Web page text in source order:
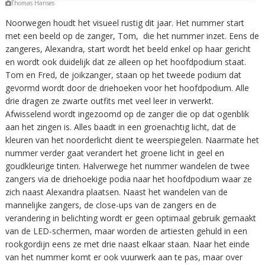
Thomas Hanses
Noorwegen houdt het visueel rustig dit jaar. Het nummer start
met een beeld op de zanger, Tom, die het nummer inzet. Eens de
zangeres, Alexandra, start wordt het beeld enkel op haar gericht
en wordt ook duidelijk dat ze alleen op het hoofdpodium staat.
Tom en Fred, de joikzanger, staan op het tweede podium dat
gevormd wordt door de driehoeken voor het hoofdpodium. Alle
drie dragen ze zwarte outfits met veel leer in verwerkt.
Afwisselend wordt ingezoomd op de zanger die op dat ogenblik
aan het zingen is. Alles baadt in een groenachtig licht, dat de
kleuren van het noorderlicht dient te weerspiegelen. Naarmate het
nummer verder gaat verandert het groene licht in geel en
goudkleurige tinten. Halverwege het nummer wandelen de twee
zangers via de driehoekige podia naar het hoofdpodium waar ze
zich naast Alexandra plaatsen. Naast het wandelen van de
mannelijke zangers, de close-ups van de zangers en de
verandering in belichting wordt er geen optimaal gebruik gemaakt
van de LED-schermen, maar worden de artiesten gehuld in een
rookgordijn eens ze met drie naast elkaar staan. Naar het einde
van het nummer komt er ook vuurwerk aan te pas, maar over